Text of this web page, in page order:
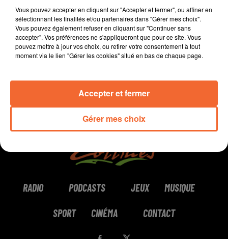
à Bressuire, vous propose son coup de coeur.
0:00 1 min 40 sec
RADIO PODCASTS JEUX MUSIQUE
SPORT CINÉMA CONTACT
Vous pouvez accepter en cliquant sur "Accepter et fermer", ou affiner en
sélectionnant les finalités et/ou partenaires dans "Gérer mes choix".
Vous pouvez également refuser en cliquant sur "Continuer sans
accepter". Vos préférences ne s'appliqueront que pour ce site. Vous
pouvez mettre à jour vos choix, ou retirer votre consentement à tout
moment via le lien "Gérer les cookies" situé en bas de chaque page.
Gérer mes choix
Accepter et fermer